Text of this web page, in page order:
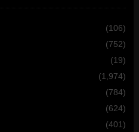
(106)
(752)
(19)
(1,974)
(784)
(624)
(401)